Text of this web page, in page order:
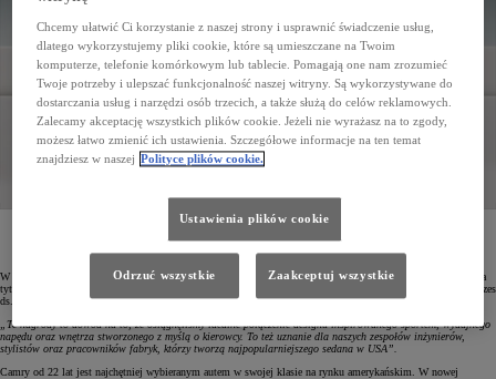
U.S. News & World Report w swoim najnowszym rankingu najlepszych aut wyróżnił dwa modele
Toyoty jako najlepsze wybory dla rodzin. Nowa Camry zdobyła dwie nagrody, a Highlander
triumfował w kategorii SUV-ów.
W mającym 90-letnią historię rankingu U.S. News & World Report nowa Toyota Camry została zdobyła dwa
tytuły – „Best Midsize Car for Families” oraz „Best Midsize Hybrid Car for Families”. Mike Tripp, wiceprezes
ds. marketingu w Toyota North America, tak to podsumował:
„Te nagrody to dowód na to, że osiągnęliśmy idealne połączenie designu inspirowanego sportem, wydajnego
napędu oraz wnętrza stworzonego z myślą o kierowcy. To też uznanie dla naszych zespołów inżynierów,
stylistów oraz pracowników fabryk, którzy tworzą najpopularniejszego sedana w USA”.
Camry od 22 lat jest najchętniej wybieranym autem w swojej klasie na rynku amerykańskim. W nowej
Chcemy ułatwić Ci korzystanie z naszej strony i usprawnić świadczenie usług,
dlatego wykorzystujemy pliki cookie, które są umieszczane na Twoim
komputerze, telefonie komórkowym lub tablecie. Pomagają one nam zrozumieć
Twoje potrzeby i ulepszać funkcjonalność naszej witryny. Są wykorzystywane do
dostarczania usług i narzędzi osób trzecich, a także służą do celów reklamowych.
Zalecamy akceptację wszystkich plików cookie. Jeżeli nie wyrażasz na to zgody,
możesz łatwo zmienić ich ustawienia. Szczegółowe informacje na ten temat
znajdziesz w naszej Polityce plików cookie.
Ustawienia plików cookie
Odrzuć wszystkie Zaakceptuj wszystkie